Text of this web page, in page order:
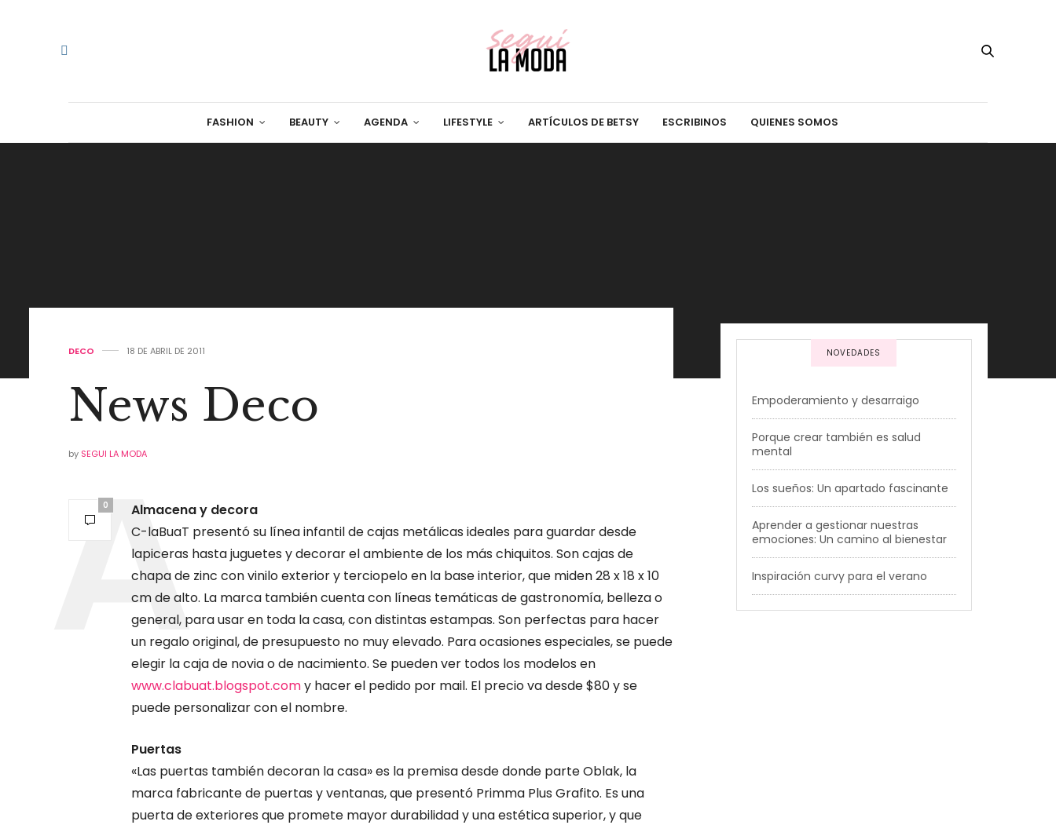
FASHION BEAUTY AGENDA LIFESTYLE ARTÍCULOS DE BETSY ESCRIBINOS QUIENES SOMOS
DECO 18 DE ABRIL DE 2011
News Deco
by SEGUI LA MODA
0
Almacena y decora
C-laBuaT presentó su línea infantil de cajas metálicas ideales para guardar desde
lapiceras hasta juguetes y decorar el ambiente de los más chiquitos. Son cajas de
chapa de zinc con vinilo exterior y terciopelo en la base interior, que miden 28 x 18 x 10
cm de alto. La marca también cuenta con líneas temáticas de gastronomía, belleza o
general, para usar en toda la casa, con distintas estampas. Son perfectas para hacer
un regalo original, de presupuesto no muy elevado. Para ocasiones especiales, se puede
elegir la caja de novia o de nacimiento. Se pueden ver todos los modelos en
www.clabuat.blogspot.comy hacer el pedido por mail. El precio va desde $80 y se
puede personalizar con el nombre.
Puertas
«Las puertas también decoran la casa» es la premisa desde donde parte Oblak, la
marca fabricante de puertas y ventanas, que presentó Primma Plus Grafito. Es una
puerta de exteriores que promete mayor durabilidad y una estética superior, y que
NOVEDADES
Empoderamiento y desarraigo
Porque crear también es salud
mental
Los sueños: Un apartado fascinante
Aprender a gestionar nuestras
emociones: Un camino al bienestar
Inspiración curvy para el verano